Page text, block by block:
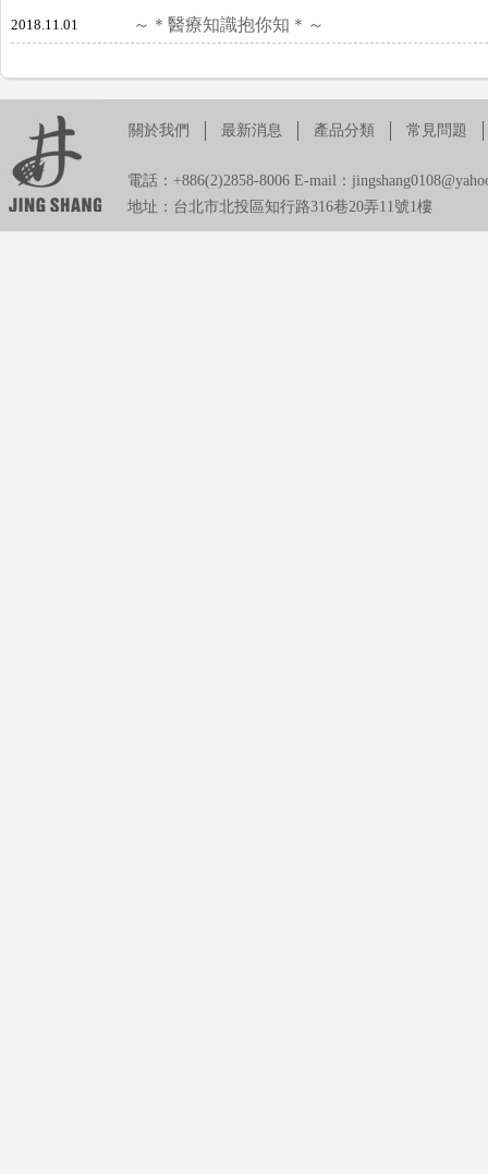
2018.11.01 ～＊醫療知識抱你知＊～車/家用紫外線空氣清淨機 JS-008
關於我們 最新消息 產品分類 常見問題
電話：+886(2)2858-8006 E-mail：
地址：台北市北投區知行路316巷20弄11號1樓